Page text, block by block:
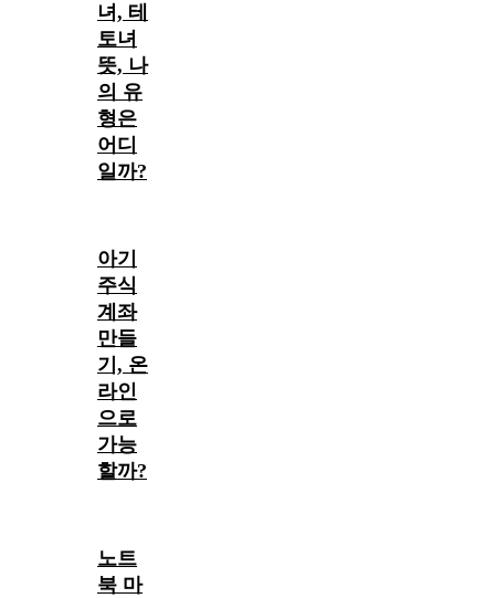
녀, 테
토녀
뜻, 나
의 유
형은
어디
일까?
아기
주식
계좌
만들
기, 온
라인
으로
가능
할까?
노트
북 마